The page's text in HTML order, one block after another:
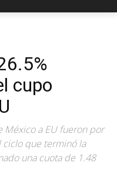
cupo
México a EU fueron por
ciclo que terminó la
una cuota de 1.48